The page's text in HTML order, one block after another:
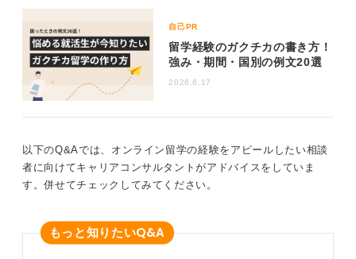
たとえば、チームワークの大切さに気付いた、海外では
自分から積極的に行動する必要があったので主体性や自
発性が身に付いた、多様な文化の人々と接するなかで異
文化理解や適応力が身に付いた、といった内容です。
留学経験に頼りすぎず、それをどう仕事につなげていく
0
自己PR
留学経験のガクチカの書き方！
強み・期間・国別の例文20選
2026.6.17
以下のQ&Aでは、オンライン留学の経験をアピールしたい相談
者に向けてキャリアコンサルタントがアドバイスをしていま
す。併せてチェックしてみてください。
もっと知りたいQ&A